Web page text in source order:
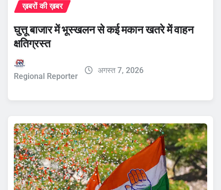
ख़बरों की ख़बर
घुत्तू बाजार में भूस्खलन से कई मकान खतरे में वाहन
क्षतिग्रस्त
Regional Reporter
अगस्त 7, 2026